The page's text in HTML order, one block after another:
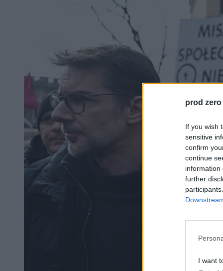
prod zero
If you wish
sensitive
confirm
continue
information
further
I want